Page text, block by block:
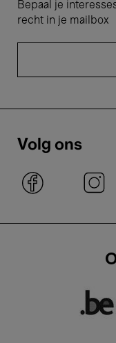
Bepaal je
recht in je mailbox
Volg ons